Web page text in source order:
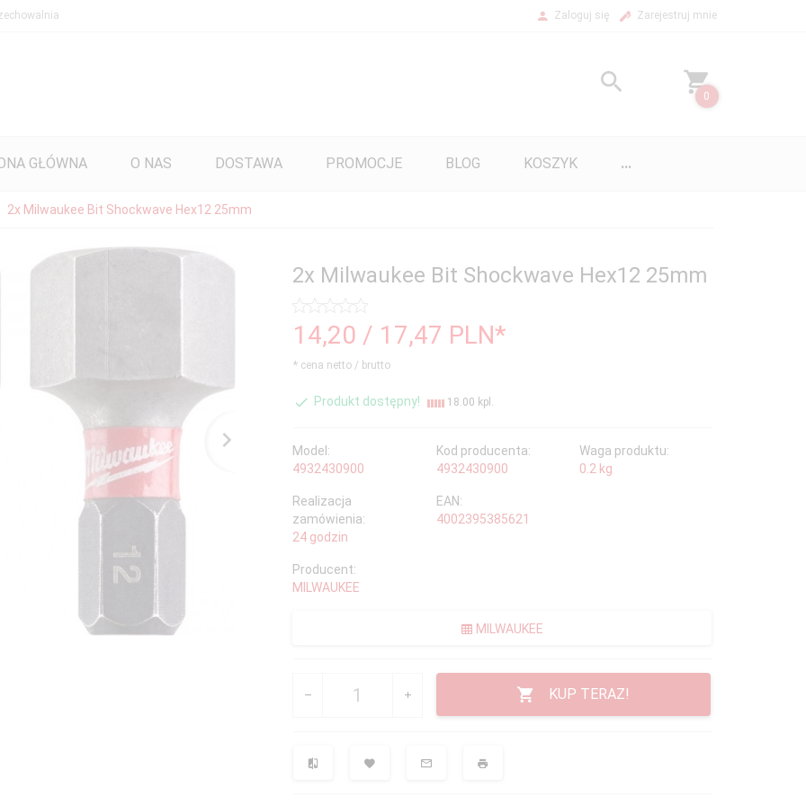
Zaloguj się Zarejestruj mnie
0
GŁÓWNA O NAS DOSTAWA PROMOCJE BLOG KOSZYK ...
2x Milwaukee Bit Shockwave Hex12 25mm
2x Milwaukee Bit Shockwave Hex12 25mm
14,20 / 17,47 PLN*
* cena netto / brutto
Produkt dostępny! 18.00 kpl.
Model:
4932430900
Kod producenta:
4932430900
Waga produktu:
0.2 kg
Realizacja
zamówienia:
24 godzin
EAN:
4002395385621
Producent:
MILWAUKEE
MILWAUKEE
KUP TERAZ!